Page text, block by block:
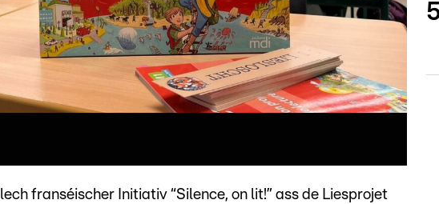
franséischer Initiativ “Silence, on lit!” ass de Liesprojet